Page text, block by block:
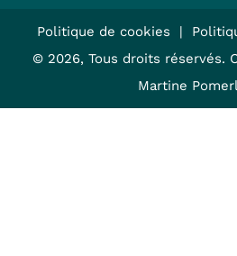
Politique de cookies |
© 2026, Tous droits réservés.
Martine